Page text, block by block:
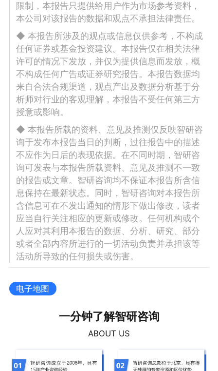
限制，本报告只提供给用户作为市场参考资料，
本公司对该报告的数据和观点不承担法律责任。
◆ 本报告所涉及的观点或信息仅供参考，不构成
任何证券或基金投资建议。本报告仅在相关法律
许可的情况下发放，并仅为提供信息而发放，概
不构成任何广告或证券研究报告。本报告数据均
来自合法合规渠道，观点产出及数据分析基于分
析师对行业的客观理解，本报告不受任何第三方
授意或影响。
◆ 本报告所载的资料、意见及推测仅反映智研咨
询于发布本报告当日的判断，过往报告中的描述
不应作为日后的表现依据。在不同时期，智研咨
询可发表与本报告所载资料、意见及推测不一致
的报告或文章。智研咨询均不保证本报告所含信
息保持在最新状态。同时，智研咨询对本报告所
含信息可在不发出通知的情形下做出修改，读者
应当自行关注相应的更新或修改。任何机构或个
人应对其利用本报告的数据、分析、研究、部分
或者全部内容所进行的一切活动负责并承担该等
活动所导致的任何损失或伤害。
电子地图
一分钟了解智研咨询
ABOUT US